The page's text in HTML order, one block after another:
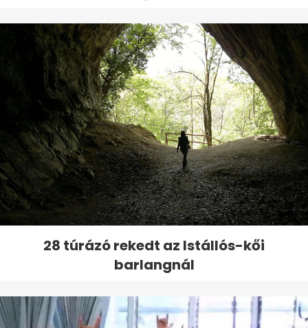
28 túrázó rekedt az Istállós-kői
barlangnál